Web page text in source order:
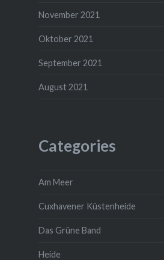
November 2021
Oktober 2021
September 2021
August 2021
Categories
Am Meer
Cuxhavener Küstenheide
Das Grüne Band
Heide